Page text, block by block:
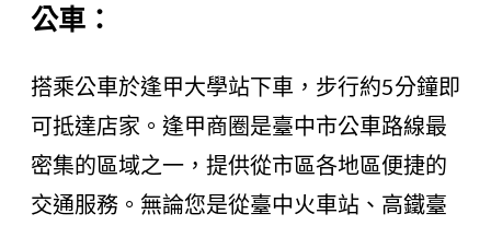
公車：
搭乘公車於逢甲大學站下車，步行約5分鐘即
可抵達店家。逢甲商圈是臺中市公車路線最
密集的區域之一，提供從市區各地區便捷的
交通服務。無論您是從臺中火車站、高鐵臺